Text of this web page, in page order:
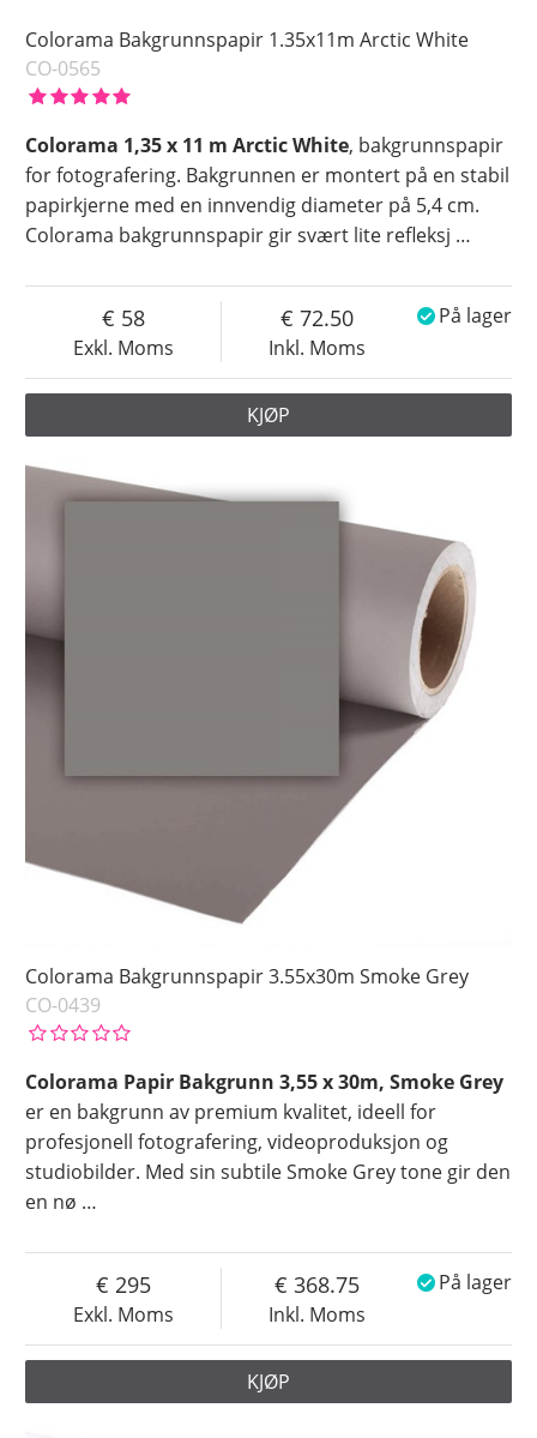
Colorama Bakgrunnspapir 1.35x11m Arctic White
CO-0565
Colorama 1,35 x 11 m Arctic White, bakgrunnspapir
for fotografering. Bakgrunnen er montert på en stabil
papirkjerne med en innvendig diameter på 5,4 cm.
Colorama bakgrunnspapir gir svært lite refleksj …
Exkl. Moms
58
Inkl. Moms
72.50 På lager
KJØP
Colorama Bakgrunnspapir 3.55x30m Smoke Grey
CO-0439
Colorama Papir Bakgrunn 3,55 x 30m, Smoke Grey
er en bakgrunn av premium kvalitet, ideell for
profesjonell fotografering, videoproduksjon og
studiobilder. Med sin subtile Smoke Grey tone gir den
en nø …
Exkl. Moms
295
Inkl. Moms
368.75 På lager
KJØP